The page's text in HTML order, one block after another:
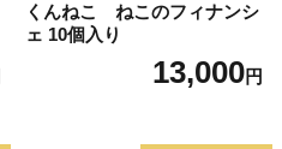
くんねこ ねこのフィナンシ
ェ 10個入り
13,000円